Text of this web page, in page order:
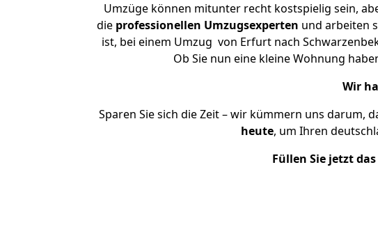
Umzüge können mitunter recht kostspielig sein,
die professionellen Umzugsexperten und arbeiten
ist, bei einem Umzug von Erfurt nach
Ob Sie nun eine kleine Wohnung
Wir
Sparen Sie sich die Zeit – wir kümmern uns darum,
heute, um Ihren
Füllen Sie jetzt